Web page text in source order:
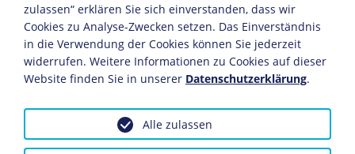
zulassen“ erklären Sie sich einverstanden, dass wir
Cookies zu Analyse-Zwecken setzen. Das Einverständnis
in die Verwendung der Cookies können Sie jederzeit
widerrufen. Weitere Informationen zu Cookies auf dieser
Website finden Sie in unserer Datenschutzerklärung.
Alle zulassen